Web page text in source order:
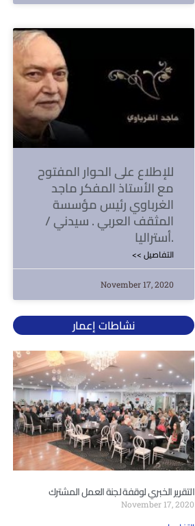
للإطلاع على الحوار المفتوح
مع الأستاذ المفكر ماجد
الغرباوي رئيس مؤسسة
المثقف العربي . سيدني /
أستراليا.
<< التفاصيل
November 17, 2020
نشاطات إعمار
التقرير الخبري لوقفة لجنة العمل المشترك
November 17, 2020